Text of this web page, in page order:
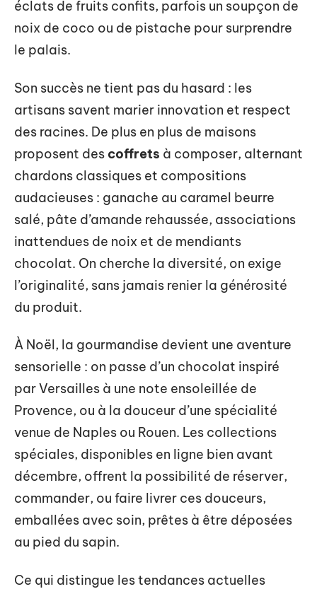
éclats de fruits confits, parfois un soupçon de
noix de coco ou de pistache pour surprendre
le palais.
Son succès ne tient pas du hasard : les
artisans savent marier innovation et respect
des racines. De plus en plus de maisons
proposent des coffrets à composer, alternant
chardons classiques et compositions
audacieuses : ganache au caramel beurre
salé, pâte d’amande rehaussée, associations
inattendues de noix et de mendiants
chocolat. On cherche la diversité, on exige
l’originalité, sans jamais renier la générosité
du produit.
À Noël, la gourmandise devient une aventure
sensorielle : on passe d’un chocolat inspiré
par Versailles à une note ensoleillée de
Provence, ou à la douceur d’une spécialité
venue de Naples ou Rouen. Les collections
spéciales, disponibles en ligne bien avant
décembre, offrent la possibilité de réserver,
commander, ou faire livrer ces douceurs,
emballées avec soin, prêtes à être déposées
au pied du sapin.
Ce qui distingue les tendances actuelles